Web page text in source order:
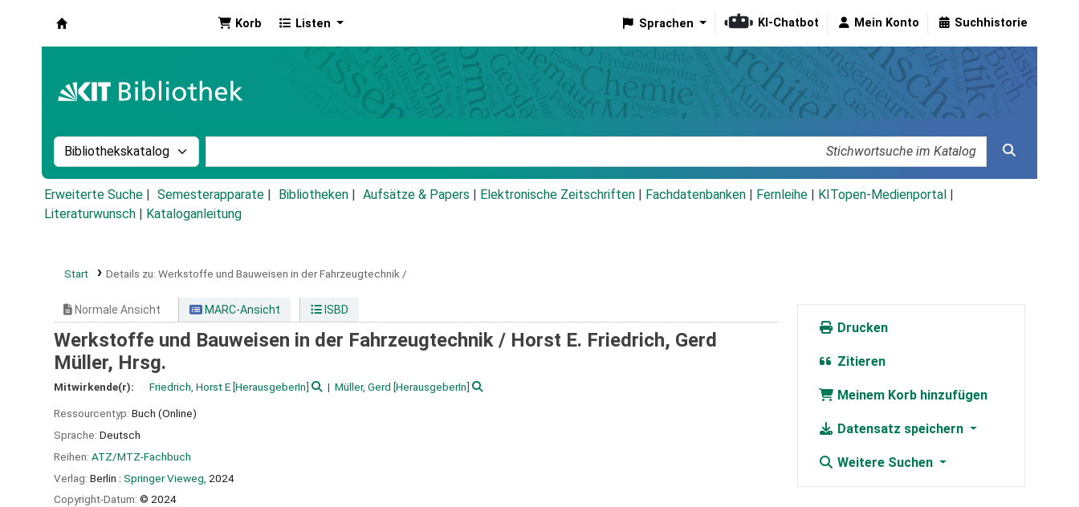
Korb Listen Sprachen KI-Chatbot Mein Konto Suchhistorie
Suche im Katalog nach:
Erweiterte Suche Semesterapparate Bibliotheken Aufsätze & Papers Elektronische Zeitschriften Fachdatenbanken Fernleihe KITopen-Medienportal
Literaturwunsch
Kataloganleitung
Start Details zu: Werkstoffe und Bauweisen in der Fahrzeugtechnik /
Normale Ansicht MARC-Ansicht ISBD
Werkstoffe und Bauweisen in der Fahrzeugtechnik / Horst E. Friedrich, Gerd
Müller, Hrsg.
Mitwirkende(r): Friedrich, Horst E [HerausgeberIn] Müller, Gerd [HerausgeberIn]
Ressourcentyp: Buch (Online)
Sprache: Deutsch
Reihen: ATZ/MTZ-Fachbuch
Verlag: Berlin : Springer Vieweg, 2024
Copyright-Datum: © 2024
Drucken
Zitieren
Meinem Korb hinzufügen
Datensatz speichern
Weitere Suchen